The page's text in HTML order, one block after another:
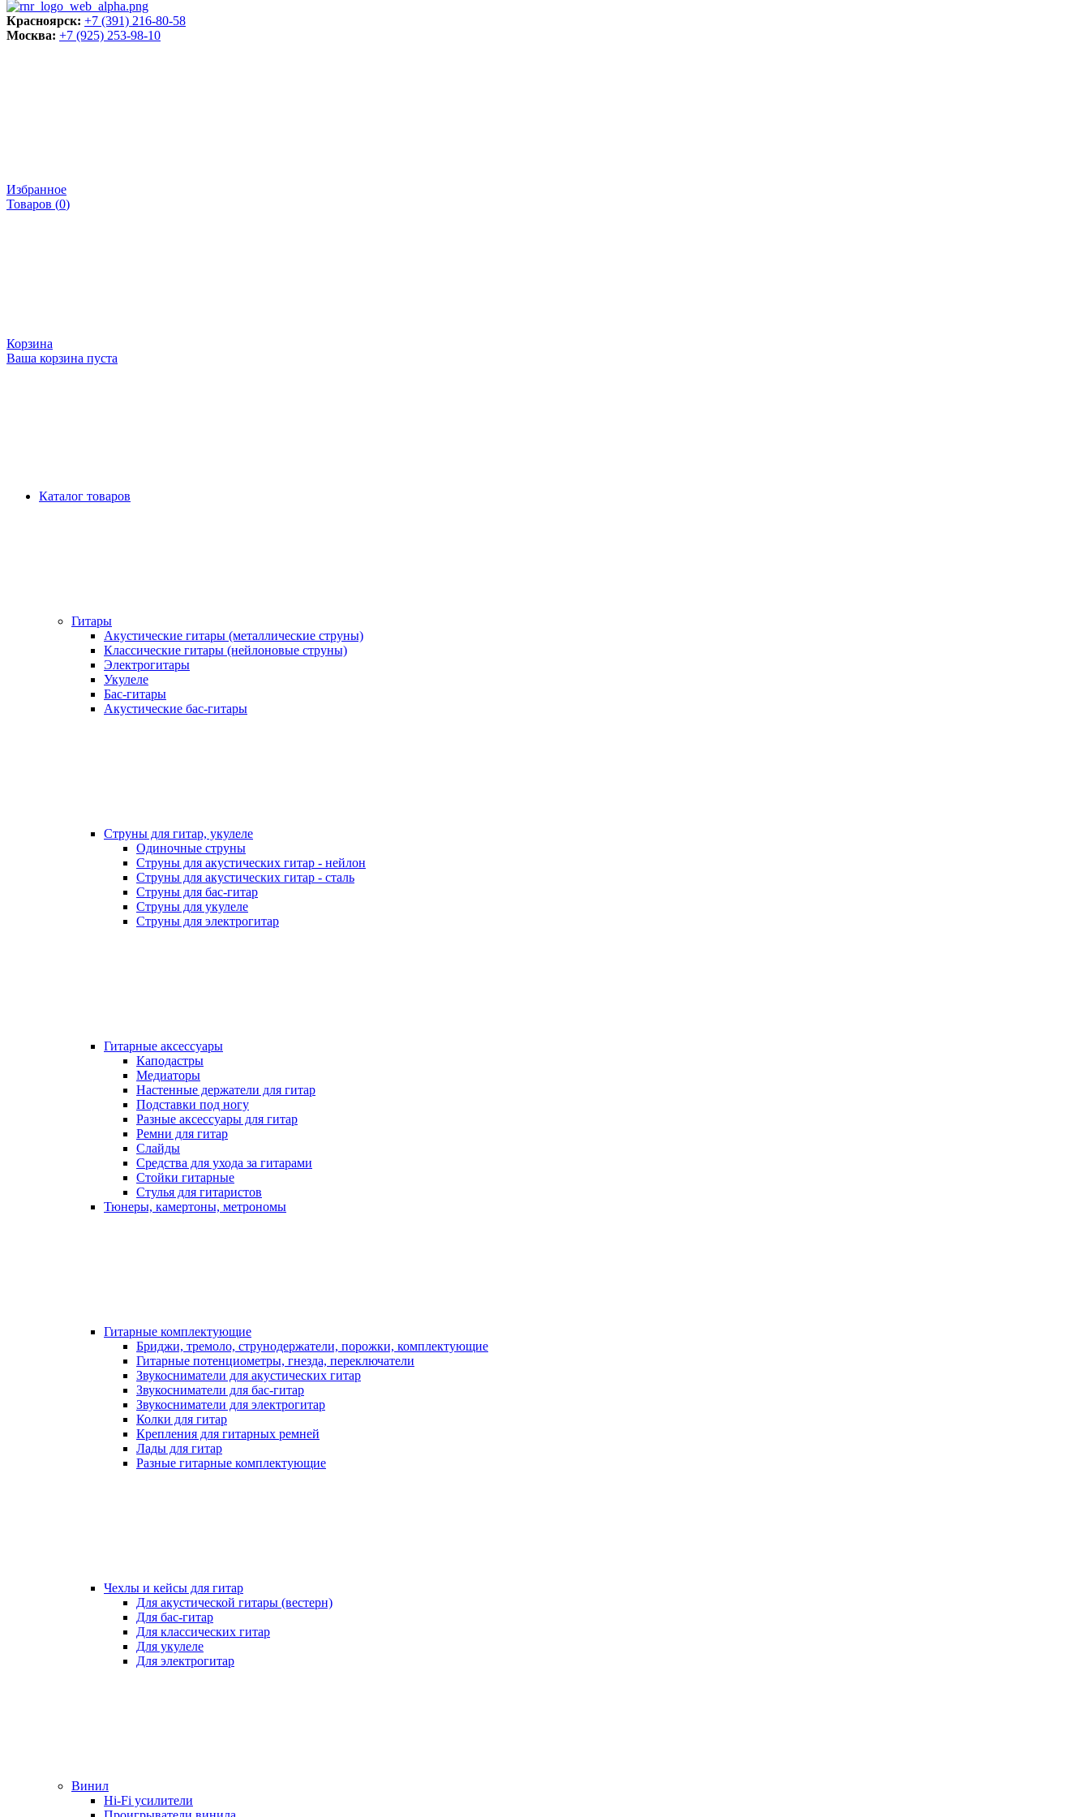
Красноярск: +7 (391) 216-80-58
Москва: +7 (925) 253-98-10
Избранное
Товаров (0)
Корзина
Ваша корзина пуста
Каталог товаров
Гитары
Акустические гитары (металлические струны)
Классические гитары (нейлоновые струны)
Электрогитары
Укулеле
Бас-гитары
Акустические бас-гитары
Струны для гитар, укулеле
Одиночные струны
Струны для акустических гитар - нейлон
Струны для акустических гитар - сталь
Струны для бас-гитар
Струны для укулеле
Струны для электрогитар
Гитарные аксессуары
Каподастры
Медиаторы
Настенные держатели для гитар
Подставки под ногу
Разные аксессуары для гитар
Ремни для гитар
Слайды
Средства для ухода за гитарами
Стойки гитарные
Стулья для гитаристов
Тюнеры, камертоны, метрономы
Гитарные комплектующие
Бриджи, тремоло, струнодержатели, порожки, комплектующие
Гитарные потенциометры, гнезда, переключатели
Звукосниматели для акустических гитар
Звукосниматели для бас-гитар
Звукосниматели для электрогитар
Колки для гитар
Крепления для гитарных ремней
Лады для гитар
Разные гитарные комплектующие
Чехлы и кейсы для гитар
Для акустической гитары (вестерн)
Для бас-гитар
Для классических гитар
Для укулеле
Для электрогитар
Винил
Hi-Fi усилители